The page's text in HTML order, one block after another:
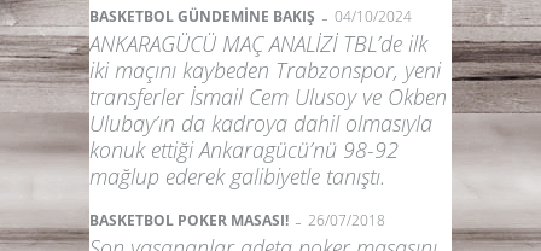
BASKETBOL GÜNDEMİNE BAKIŞ - 04/10/2024
ANKARAGÜCÜ MAÇ ANALİZİ TBL’de ilk
iki maçını kaybeden Trabzonspor, yeni
transferler İsmail Cem Ulusoy ve Okben
Ulubay’ın da kadroya dahil olmasıyla
konuk ettiği Ankaragücü’nü 98-92
mağlup ederek galibiyetle tanıştı.
BASKETBOL POKER MASASI! - 26/07/2018